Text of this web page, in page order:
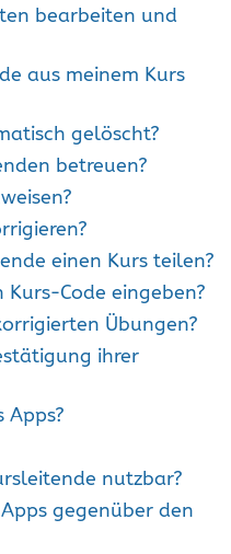
bearbeiten und
aus meinem Kurs
gelöscht?
betreuen?
einen Kurs teilen?
Code eingeben?
Übungen?
ihrer
Apps?
nutzbar?
gegenüber den